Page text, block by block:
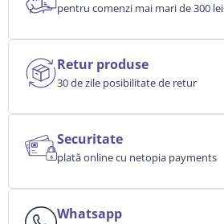
pentru comenzi mai mari de 300 lei
Retur produse
30 de zile posibilitate de retur
Securitate
plată online cu netopia payments
Whatsapp